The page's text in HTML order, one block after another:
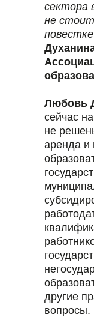
сектора
не стоит
Любовь
сейчас
не
аренда и
другие
вопросы.